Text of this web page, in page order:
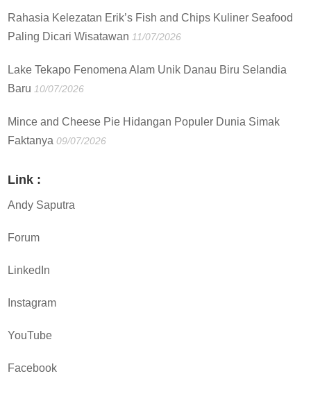
Rahasia Kelezatan Erik’s Fish and Chips Kuliner Seafood
Paling Dicari Wisatawan 11/07/2026
Lake Tekapo Fenomena Alam Unik Danau Biru Selandia
Baru 10/07/2026
Mince and Cheese Pie Hidangan Populer Dunia Simak
Faktanya 09/07/2026
Link :
Andy Saputra
Forum
LinkedIn
Instagram
YouTube
Facebook